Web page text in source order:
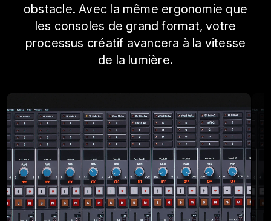
obstacle. Avec la même ergonomie que
les consoles de grand format, votre
processus créatif avancera à la vitesse
de la lumière.